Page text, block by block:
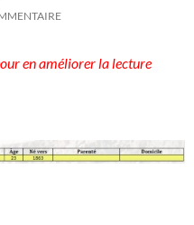
en améliorer la lecture